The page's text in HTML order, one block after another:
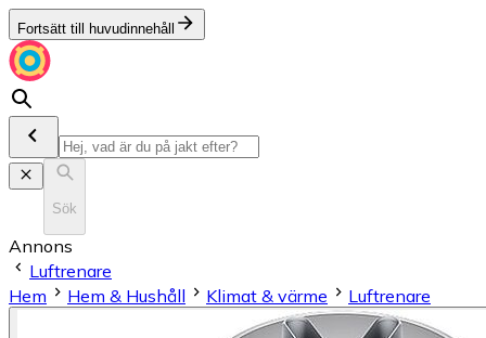
Fortsätt till huvudinnehåll
Sök
Annons
Luftrenare
Hem
Hem & Hushåll Klimat & värme Luftrenare